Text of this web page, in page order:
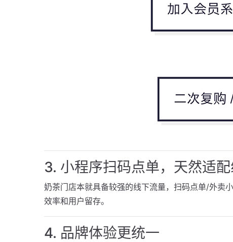
3. 小程序扫码点单，天然适
奶茶门店本就具备较强的线下流量，扫码点单/外卖
效率和用户留存。
4. 品牌体验更统一